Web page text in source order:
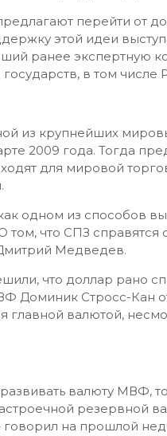
перейти от
этой идеи
ранее экспертную
в том числе
из крупнейших
2009 года. Тогда
для мировой
одном из способов
том, что СПЗ справятся
Медведев.
что доллар рано
Доминик Стросс-Кан
главной валютой,
валюту МВФ,
резервной
говорил на прошлой